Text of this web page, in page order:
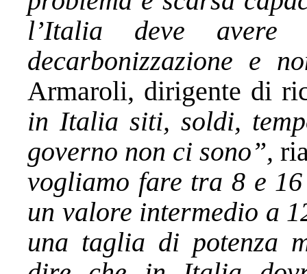
l’Italia deve
decarbonizzazione e
Armaroli, dirigente di
in Italia siti, soldi,
governo non ci sono”,
vogliamo fare tra 8 e
un valore intermedio a
una taglia di potenza